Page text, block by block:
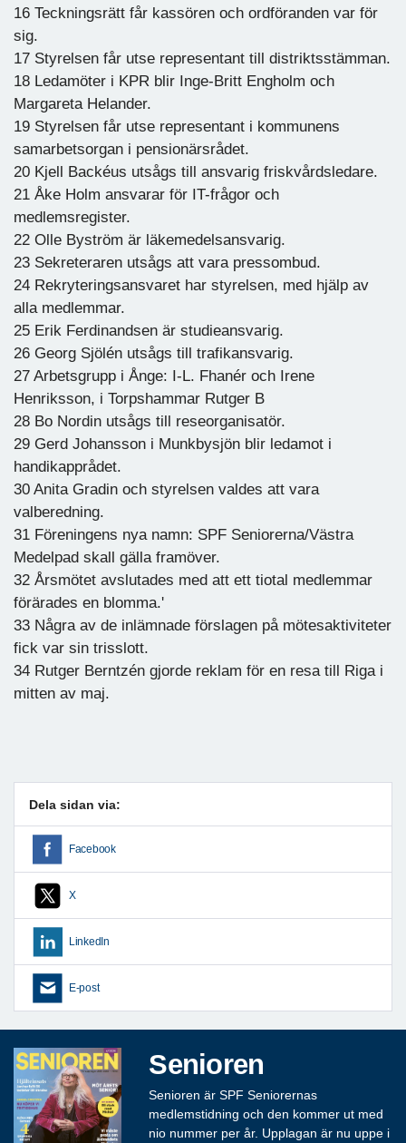
16 Teckningsrätt får kassören och ordföranden var för
sig.
17 Styrelsen får utse representant till distriktsstämman.
18 Ledamöter i KPR blir Inge-Britt Engholm och
Margareta Helander.
19 Styrelsen får utse representant i kommunens
samarbetsorgan i pensionärsrådet.
20 Kjell Backéus utsågs till ansvarig friskvårdsledare.
21 Åke Holm ansvarar för IT-frågor och
medlemsregister.
22 Olle Byström är läkemedelsansvarig.
23 Sekreteraren utsågs att vara pressombud.
24 Rekryteringsansvaret har styrelsen, med hjälp av
alla medlemmar.
25 Erik Ferdinandsen är studieansvarig.
26 Georg Sjölén utsågs till trafikansvarig.
27 Arbetsgrupp i Ånge: I-L. Fhanér och Irene
Henriksson, i Torpshammar Rutger B
28 Bo Nordin utsågs till reseorganisatör.
29 Gerd Johansson i Munkbysjön blir ledamot i
handikapprådet.
30 Anita Gradin och styrelsen valdes att vara
valberedning.
31 Föreningens nya namn: SPF Seniorerna/Västra
Medelpad skall gälla framöver.
32 Årsmötet avslutades med att ett tiotal medlemmar
förärades en blomma.'
33 Några av de inlämnade förslagen på mötesaktiviteter
fick var sin trisslott.
34 Rutger Berntzén gjorde reklam för en resa till Riga i
mitten av maj.
Dela sidan via:
Facebook
X
LinkedIn
E-post
Senioren
Senioren är SPF Seniorernas
medlemstidning och den kommer ut med
nio nummer per år. Upplagan är nu uppe i